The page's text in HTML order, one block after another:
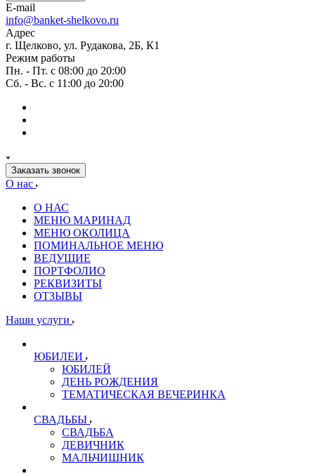
E-mail
info@banket-shelkovo.ru
Адрес
г. Щелково, ул. Рудакова, 2Б, К1
Режим работы
Пн. - Пт. с 08:00 до 20:00
Сб. - Вс. с 11:00 до 20:00
Заказать звонок
О нас
О НАС
МЕНЮ МАРИНАД
МЕНЮ ОКОЛИЦА
ПОМИНАЛЬНОЕ МЕНЮ
ВЕДУЩИЕ
ПОРТФОЛИО
РЕКВИЗИТЫ
ОТЗЫВЫ
Наши услуги
ЮБИЛЕИ
ЮБИЛЕЙ
ДЕНЬ РОЖДЕНИЯ
ТЕМАТИЧЕСКАЯ ВЕЧЕРИНКА
СВАДЬБЫ
СВАДЬБА
ДЕВИЧНИК
МАЛЬЧИШНИК